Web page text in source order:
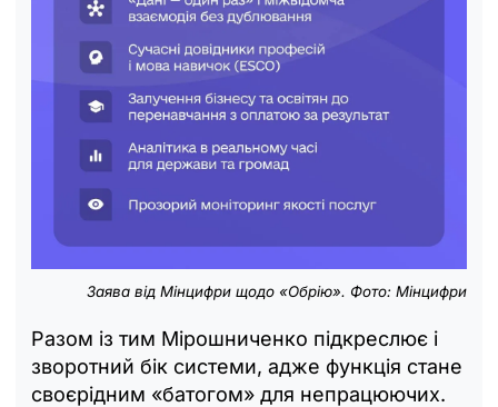
Заява від Мінцифри щодо «Обрію». Фото: Мінцифри
Разом із тим Мірошниченко підкреслює і
зворотний бік системи, адже функція стане
своєрідним «батогом» для непрацюючих.